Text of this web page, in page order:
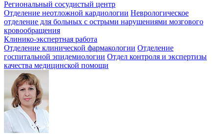
Региональный сосудистый центр
Отделение неотложной кардиологии Неврологическое
отделение для больных с острыми нарушениями мозгового
кровообращения
Клинико-экспертная работа
Отделение клинической фармакологии Отделение
госпитальной эпидемиологии Отдел контроля и экспертизы
качества медицинской помощи